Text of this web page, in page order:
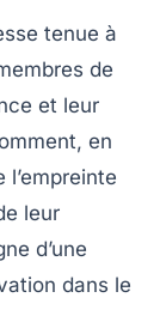
tenue à
de
et leur
en
leur
d’une
dans le